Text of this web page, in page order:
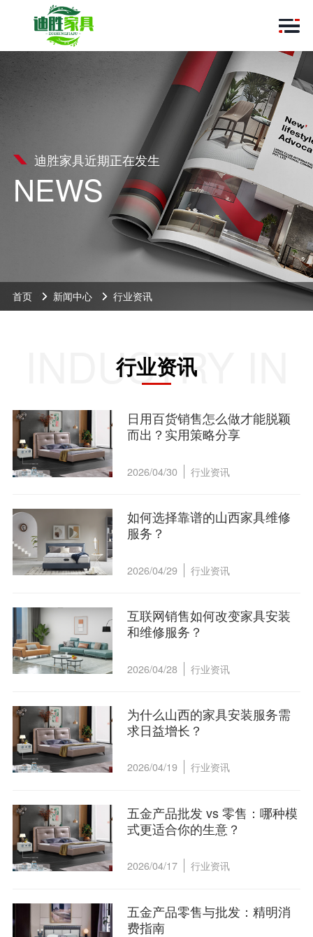
迪胜家具近期正在发生
NEWS
首页 新闻中心 行业资讯
INDUSTRY
行业资讯
日用百货销售怎么做才能脱颖
而出？实用策略分享
2026/04/30 行业资讯
如何选择靠谱的山西家具维修
服务？
2026/04/29 行业资讯
互联网销售如何改变家具安装
和维修服务？
2026/04/28 行业资讯
为什么山西的家具安装服务需
求日益增长？
2026/04/19 行业资讯
五金产品批发 vs 零售：哪种模
式更适合你的生意？
2026/04/17 行业资讯
五金产品零售与批发：精明消
费指南